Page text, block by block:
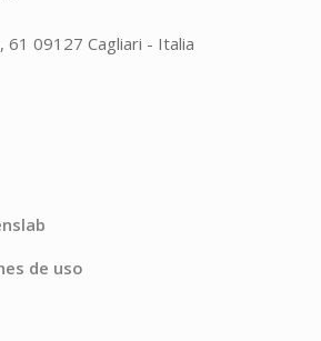
61 09127 Cagliari - Italia
de uso